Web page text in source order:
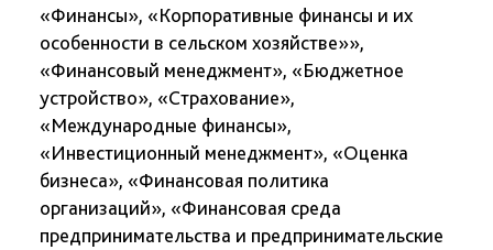
«Финансы», «Корпоративные финансы и их
особенности в сельском хозяйстве»»,
«Финансовый менеджмент», «Бюджетное
устройство», «Страхование»,
«Международные финансы»,
«Инвестиционный менеджмент», «Оценка
бизнеса», «Финансовая политика
организаций», «Финансовая среда
предпринимательства и предпринимательские